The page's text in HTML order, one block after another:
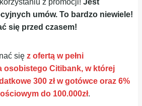
umów. To bardzo niewiele!
się przed czasem!
sięz ofertą w pełni
osobistego Citibank, w której
300 zł w gotówce oraz 6%
do 100.000zł.